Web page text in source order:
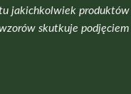
jakichkolwiek produktów
skutkuje podjęciem